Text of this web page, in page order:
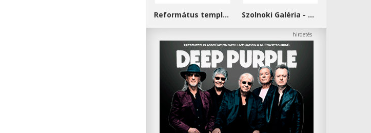
Református templom - Salgótarján Szolnoki Galéria - Damjanich János Múzeum